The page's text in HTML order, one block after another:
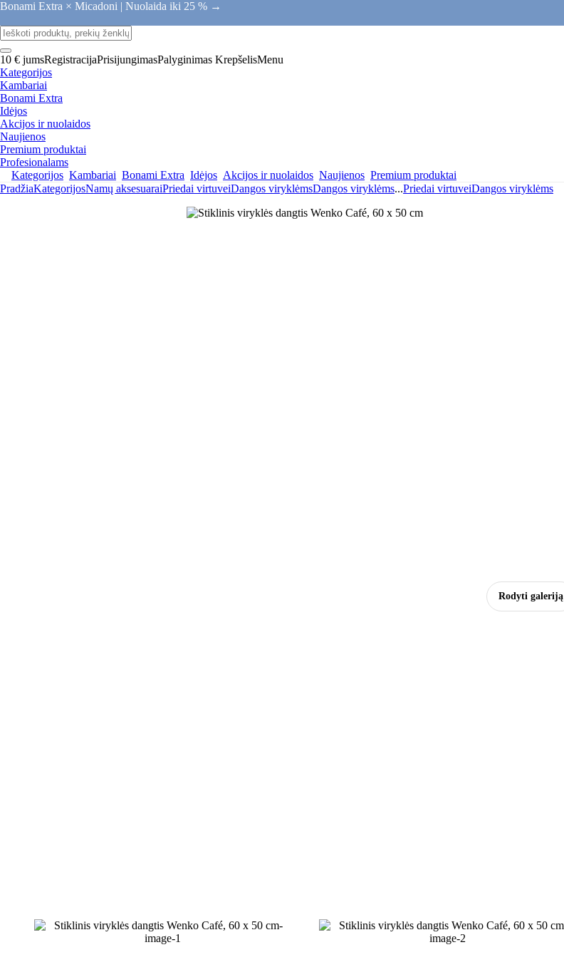
Bonami Extra × Micadoni | Nuolaida iki 25 % →
10 € jumsRegistracijaPrisijungimasPalyginimas KrepšelisMenu
Kategorijos
Kambariai
Bonami Extra
Idėjos
Akcijos ir nuolaidos
Naujienos
Premium produktai
Profesionalams
Kategorijos Kambariai Bonami Extra Idėjos Akcijos ir nuolaidos Naujienos Premium produktai
PradžiaKategorijosNamų aksesuaraiPriedai virtuveiDangos viryklėmsDangos viryklėms...Priedai virtuveiDangos viryklėms
Rodyti galeriją